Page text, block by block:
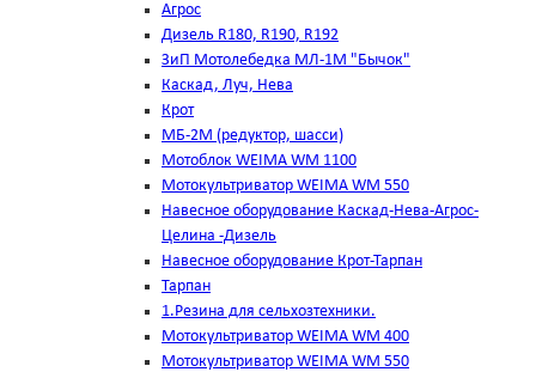
Агрос
Дизель R180, R190, R192
ЗиП Мотолебедка МЛ-1М "Бычок"
Каскад, Луч, Нева
Крот
МБ-2М (редуктор, шасси)
Мотоблок WEIMA WM 1100
Мотокультриватор WEIMA WM 550
Навесное оборудование Каскад-Нева-Агрос-
Целина -Дизель
Навесное оборудование Крот-Тарпан
Тарпан
1.Резина для сельхозтехники.
Мотокультриватор WEIMA WM 400
Мотокультриватор WEIMA WM 550